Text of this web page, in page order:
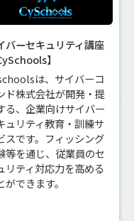
バーセキュリティ講座
】
は、サイバーコ
ド株式会社が開発・提
る、企業向けサイバー
ュリティ教育・訓練サ
スです。フィッシング
等を通じ、従業員のセ
リティ対応力を高める
ができます。